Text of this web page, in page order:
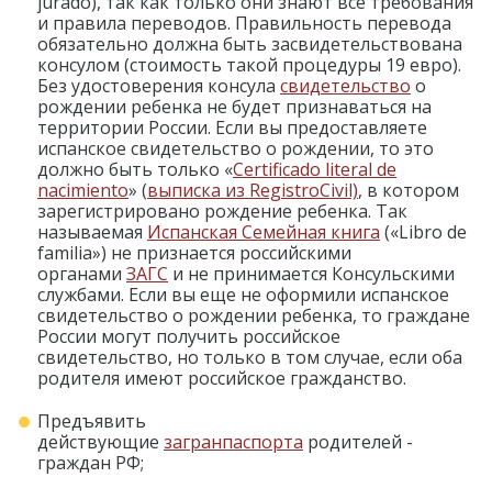
и правила переводов. Правильность перевода
обязательно должна быть засвидетельствована
консулом (стоимость такой процедуры 19 евро).
Без удостоверения консула свидетельство о
рождении ребенка не будет признаваться на
территории России. Если вы предоставляете
испанское свидетельство о рождении, то это
должно быть только «Certificado literal de
nacimiento» (выписка из RegistroCivil), в котором
зарегистрировано рождение ребенка. Так
называемая Испанская Семейная книга («Libro de
familia») не признается российскими
органами ЗАГС и не принимается Консульскими
службами. Если вы еще не оформили испанское
свидетельство о рождении ребенка, то граждане
России могут получить российское
свидетельство, но только в том случае, если оба
родителя имеют российское гражданство.
Предъявить
действующие загранпаспорта родителей -
граждан РФ;